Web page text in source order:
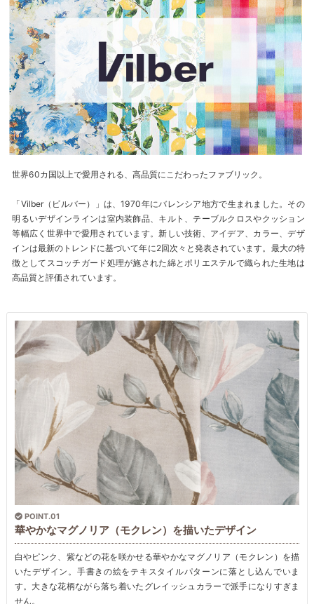
世界60カ国以上で愛用される、高品質にこだわったファブリック。
「Vilber（ビルバー）」は、1970年にバレンシア地方で生まれました。その
明るいデザインラインは室内装飾品、キルト、テーブルクロスやクッション
等幅広く世界中で愛用されています。新しい技術、アイデア、カラー、デザ
インは最新のトレンドに基づいて年に2回次々と発表されています。最大の特
徴としてスコッチガード処理が施された綿とポリエステルで織られた生地は
高品質と評価されています。
POINT.01
華やかなマグノリア（モクレン）を描いたデザイン
白やピンク、紫などの花を咲かせる華やかなマグノリア（モクレン）を描
いたデザイン。手書きの絵をテキスタイルパターンに落とし込んでいま
す。大きな花柄ながら落ち着いたグレイッシュカラーで派手になりすぎま
せん。